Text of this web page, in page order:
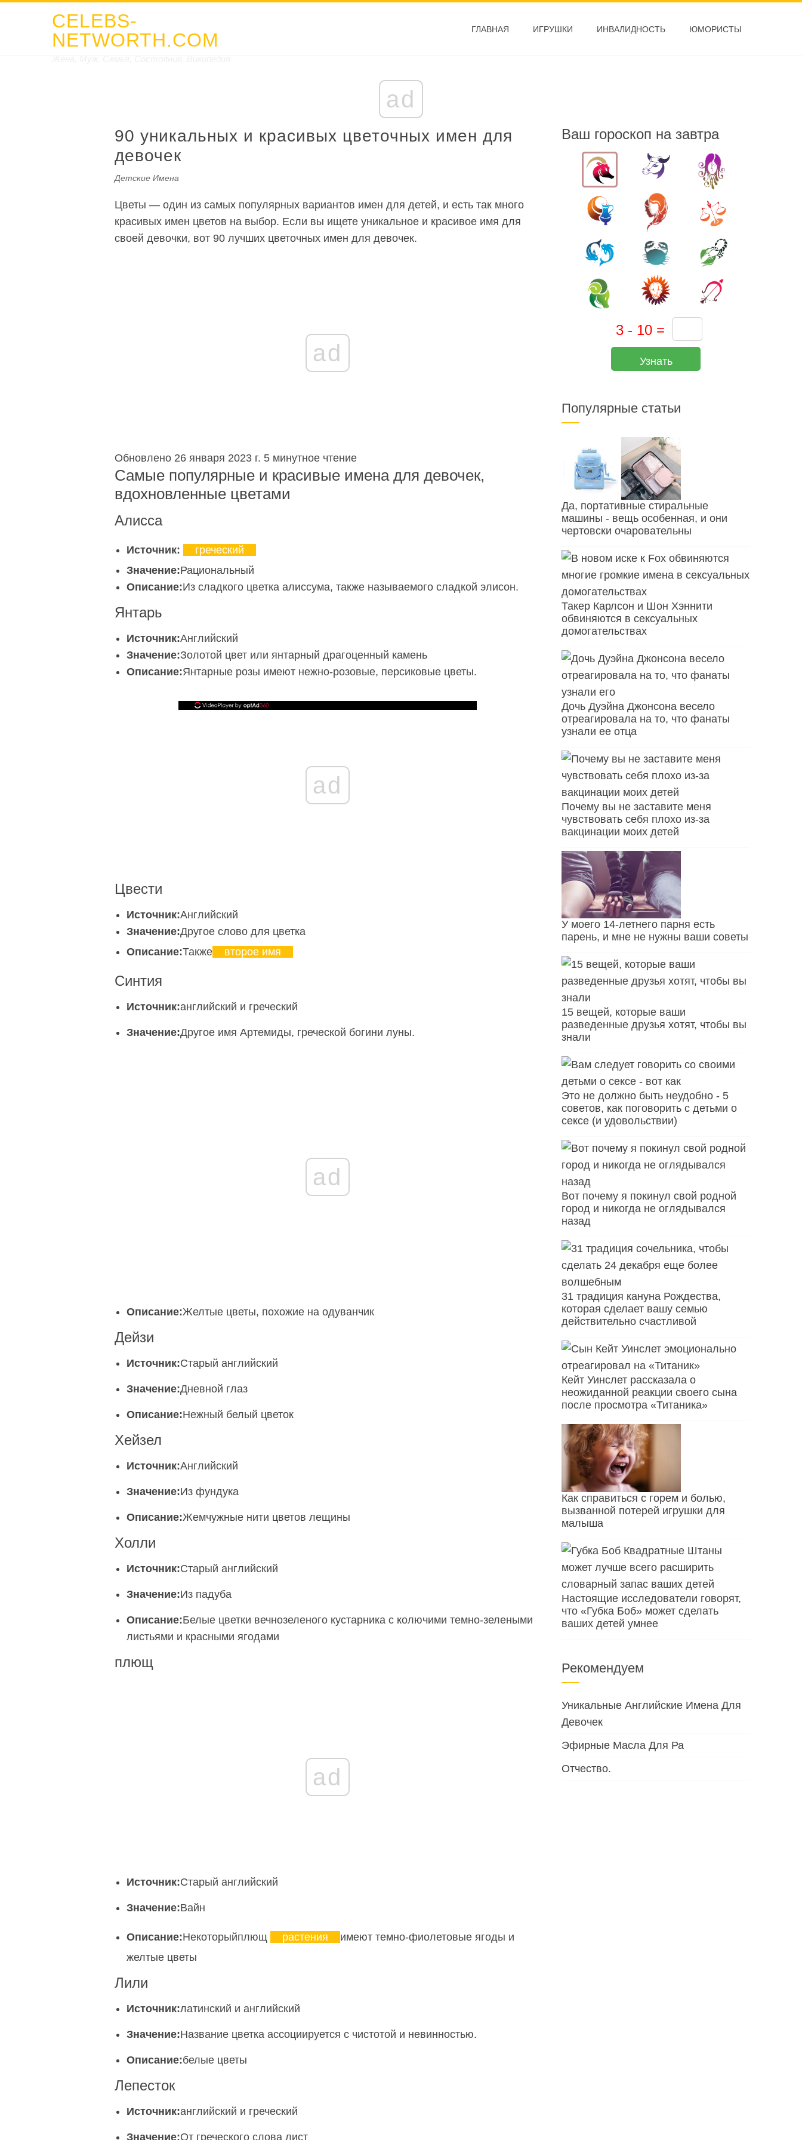
CELEBS-
NETWORTH.COM
ГЛАВНАЯ ИГРУШКИ ИНВАЛИДНОСТЬ ЮМОРИСТЫ
ad
90 уникальных и красивых цветочных имен для
девочек
Детские Имена
Цветы — один из самых популярных вариантов имен для детей, и есть так много
красивых имен цветов на выбор. Если вы ищете уникальное и красивое имя для
своей девочки, вот 90 лучших цветочных имен для девочек.
ad
Обновлено 26 января 2023 г. 5 минутное чтение
Самые популярные и красивые имена для девочек,
вдохновленные цветами
Алисса
Источник:
греческий
Значение:Рациональный
Описание:Из сладкого цветка алиссума, также называемого сладкой элисон.
Янтарь
Источник:Английский
Значение:Золотой цвет или янтарный драгоценный камень
Описание:Янтарные розы имеют нежно-розовые, персиковые цветы.
ad
Цвести
Источник:Английский
Значение:Другое слово для цветка
Описание:Также второе имя
Синтия
Источник:английский и греческий
Значение:Другое имя Артемиды, греческой богини луны.
ad
Описание:Желтые цветы, похожие на одуванчик
Дейзи
Источник:Старый английский
Значение:Дневной глаз
Описание:Нежный белый цветок
Хейзел
Источник:Английский
Значение:Из фундука
Описание:Жемчужные нити цветов лещины
Холли
Источник:Старый английский
Значение:Из падуба
Описание:Белые цветки вечнозеленого кустарника с колючими темно-зелеными
листьями и красными ягодами
плющ
ad
Источник:Старый английский
Значение:Вайн
Описание:Некоторыйплющ растения
имеют темно-фиолетовые ягоды и
желтые цветы
Лили
Источник:латинский и английский
Значение:Название цветка ассоциируется с чистотой и невинностью.
Описание:белые цветы
Лепесток
Источник:английский и греческий
Значение:От греческого слова лист
Ваш гороскоп на завтра
Узнать
Популярные статьи
Да, портативные стиральные
машины - вещь особенная, и они
чертовски очаровательны
Такер Карлсон и Шон Хэннити
обвиняются в сексуальных
домогательствах
Дочь Дуэйна Джонсона весело
отреагировала на то, что фанаты
узнали ее отца
Почему вы не заставите меня
чувствовать себя плохо из-за
вакцинации моих детей
У моего 14-летнего парня есть
парень, и мне не нужны ваши советы
15 вещей, которые ваши
разведенные друзья хотят, чтобы вы
знали
Это не должно быть неудобно - 5
советов, как поговорить с детьми о
сексе (и удовольствии)
Вот почему я покинул свой родной
город и никогда не оглядывался
назад
31 традиция кануна Рождества,
которая сделает вашу семью
действительно счастливой
Кейт Уинслет рассказала о
неожиданной реакции своего сына
после просмотра «Титаника»
Как справиться с горем и болью,
вызванной потерей игрушки для
малыша
Настоящие исследователи говорят,
что «Губка Боб» может сделать
ваших детей умнее
Рекомендуем
Уникальные Английские Имена Для
Девочек
Эфирные Масла Для Ра
Отчество.